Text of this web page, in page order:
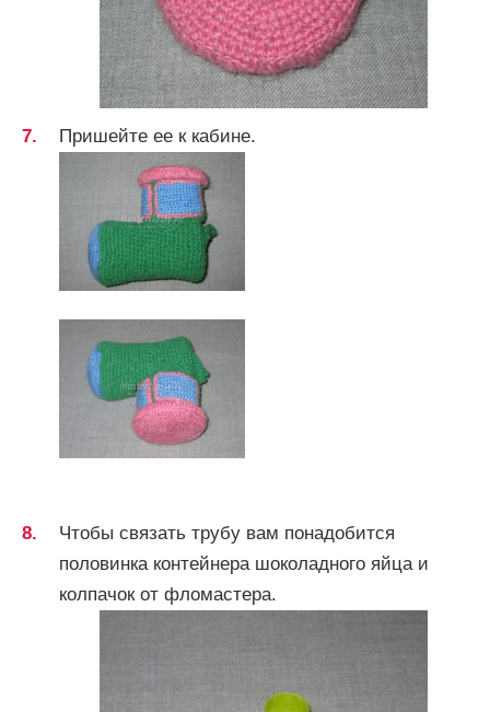
Пришейте ее к кабине.
Чтобы связать трубу вам понадобится
половинка контейнера шоколадного яйца и
колпачок от фломастера.